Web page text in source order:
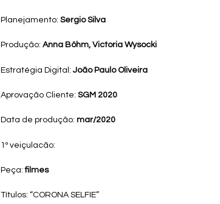
Planejamento: Sergio Silva
Produção: Anna Böhm, Victoria Wysocki
Estratégia Digital:João Paulo Oliveira
Aprovação Cliente: SGM 2020
Data de produção: mar/2020
1º veiçulacão:
Peça:filmes
Títulos: “CORONA SELFIE”